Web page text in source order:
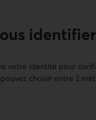
identifier
votre identité pour
choisir entre 2